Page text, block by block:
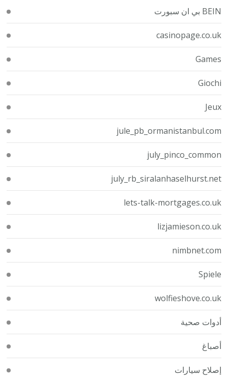
BEIN بي ان سبورت
casinopage.co.uk
Games
Giochi
Jeux
jule_pb_ormanistanbul.com
july_pinco_common
july_rb_siralanhaselhurst.net
lets-talk-mortgages.co.uk
lizjamieson.co.uk
nimbnet.com
Spiele
wolfieshove.co.uk
أدوات صحية
أصباغ
إصلاح سيارات